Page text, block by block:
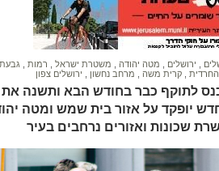
ירושלים מטה יהודה משטרת ישראל רמות
החרדית קרית משה מרחב נחשון ירושלים צפון
לתוקף כבר בחודש הבא ותשנה
יופקד על אזור בית שמש ומטה
שכונות ואזורים נרחבים בעיר